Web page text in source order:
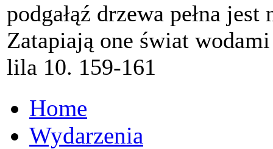
podgałąź drzewa pełna
Zatapiają one świat
lila 10. 159-161
Home
Wydarzenia